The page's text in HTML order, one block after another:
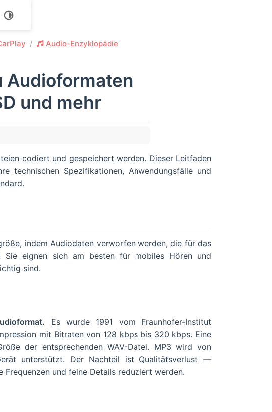
Audio-Enzyklopädie
Audioformaten
und mehr
codiert und gespeichert werden. Dieser Leitfaden
technischen Spezifikationen, Anwendungsfälle und
indem Audiodaten verworfen werden, die für das
Sie eignen sich am besten für mobiles Hören und
sind.
Es wurde 1991 vom Fraunhofer-Institut
mit Bitraten von 128 kbps bis 320 kbps. Eine
der entsprechenden WAV-Datei. MP3 wird von
unterstützt. Der Nachteil ist Qualitätsverlust —
und feine Details reduziert werden.